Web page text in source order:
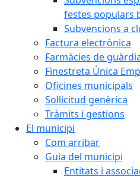
festes populars
Subvencions a
Factura electrònica
Farmàcies de
Finestreta Única
Oficines municipals
Sol·licitud genèrica
Tràmits i gestions
El municipi
Com arribar
Guia del municipi
Entitats i